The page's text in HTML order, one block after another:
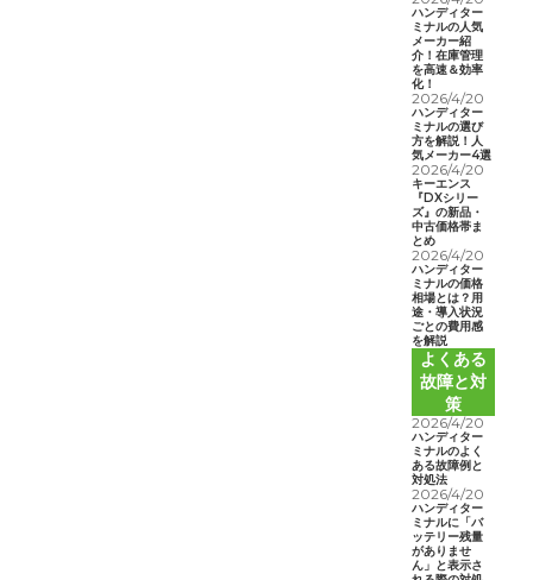
ハンディター
ミナルの人気
メーカー紹
介！在庫管理
を高速＆効率
化！
2026/4/20
ハンディター
ミナルの選び
方を解説！人
気メーカー4選
2026/4/20
キーエンス
『DXシリー
ズ』の新品・
中古価格帯ま
とめ
2026/4/20
ハンディター
ミナルの価格
相場とは？用
途・導入状況
ごとの費用感
を解説
よくある
故障と対
策
2026/4/20
ハンディター
ミナルのよく
ある故障例と
対処法
2026/4/20
ハンディター
ミナルに「バ
ッテリー残量
がありませ
ん」と表示さ